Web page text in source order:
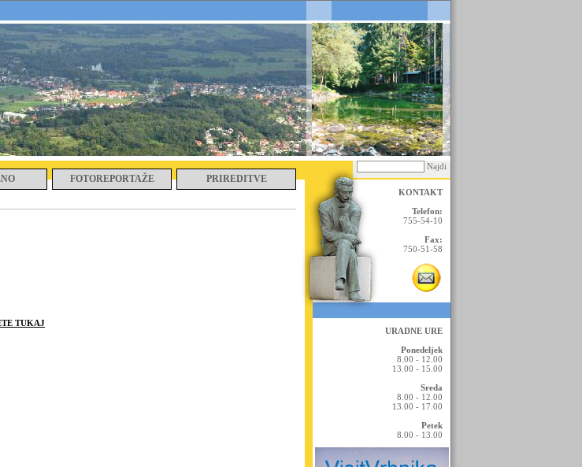
Najdi
FOTOREPORTAŽE PRIREDITVE
TUKAJ
KONTAKT
Telefon:
755-54-10
Fax:
750-51-58
URADNE URE
Ponedeljek
8.00 - 12.00
13.00 - 15.00
Sreda
8.00 - 12.00
13.00 - 17.00
Petek
8.00 - 13.00